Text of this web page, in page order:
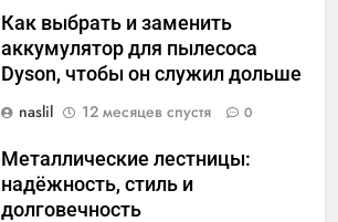
Как выбрать и заменить
аккумулятор для пылесоса
Dyson, чтобы он служил дольше
naslil
12 месяцев спустя 0
Металлические лестницы:
надёжность, стиль и
долговечность